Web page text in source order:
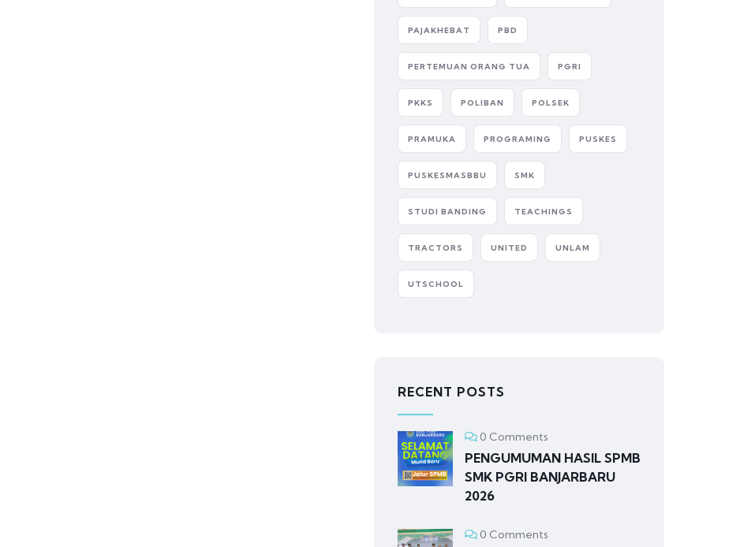
PAJAKHEBAT PBD
PERTEMUAN ORANG TUA PGRI
PKKS POLIBAN POLSEK
PRAMUKA PROGRAMING PUSKES
PUSKESMASBBU SMK
STUDI BANDING TEACHINGS
TRACTORS UNITED UNLAM
UTSCHOOL
RECENT POSTS
0 Comments
PENGUMUMAN HASIL SPMB
SMK PGRI BANJARBARU
2026
0 Comments